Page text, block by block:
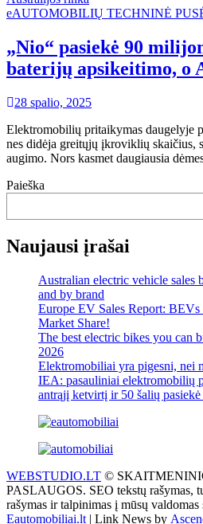
eAUTOMOBILIŲ TECHNINĖ
„Nio“ pasiekė 90
baterijų apsikeitimo, o
28 spalio, 2025
Elektromobilių pritaikymas daugelyje
nes didėja greitųjų įkroviklių skaičius,
augimo. Nors kasmet daugiausia
Paieška
Naujausi įrašai
Australian electric vehicle sales
and by brand
Europe EV Sales Report:
Market Share!
The best electric bikes you can
2026
Elektromobiliai yra pigesni, nei
IEA: pasauliniai elektromobilių
antrąjį ketvirtį ir 50 šalių
WEBSTUDIO.LT ©
PASLAUGOS. SEO tekstų rašymas,
rašymas ir talpinimas į mūsų valdomas
Eautomobiliai.lt | Link News by